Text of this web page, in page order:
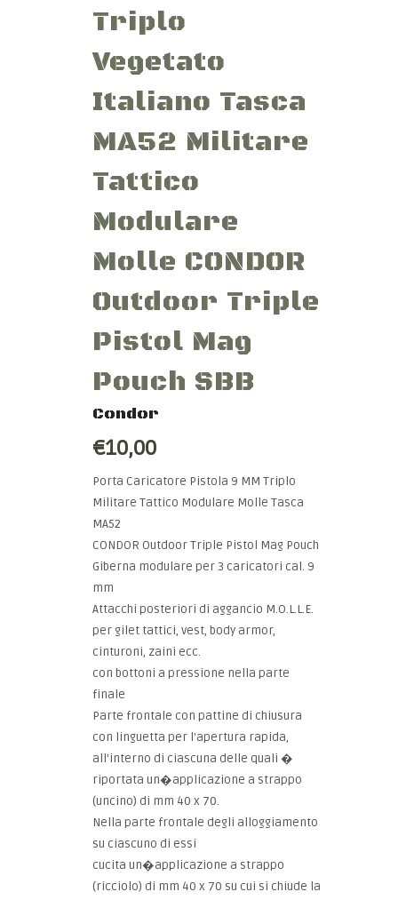
Triplo
Vegetato
Italiano Tasca
MA52 Militare
Tattico
Modulare
Molle CONDOR
Outdoor Triple
Pistol Mag
Pouch SBB
Condor
€10,00
Porta Caricatore Pistola 9 MM Triplo
Militare Tattico Modulare Molle Tasca
MA52
CONDOR Outdoor Triple Pistol Mag Pouch
Giberna modulare per 3 caricatori cal. 9
mm
Attacchi posteriori di aggancio M.O.L.L.E.
per gilet tattici, vest, body armor,
cinturoni, zaini ecc.
con bottoni a pressione nella parte
finale
Parte frontale con pattine di chiusura
con linguetta per l'apertura rapida,
all'interno di ciascuna delle quali �
riportata un�applicazione a strappo
(uncino) di mm 40 x 70.
Nella parte frontale degli alloggiamento
su ciascuno di essi
cucita un�applicazione a strappo
(ricciolo) di mm 40 x 70 su cui si chiude la